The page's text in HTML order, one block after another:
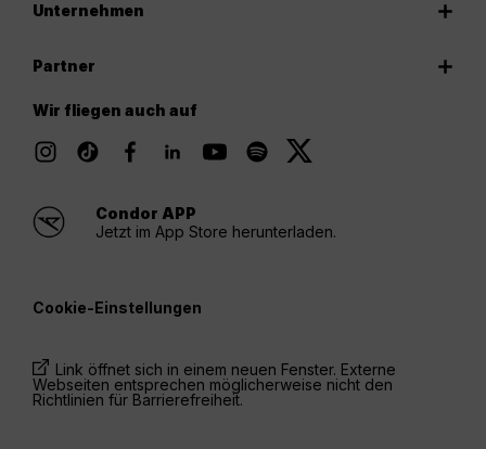
Unternehmen
Partner
Wir fliegen auch auf
Condor APP
Jetzt im App Store herunterladen.
Cookie-Einstellungen
Link öffnet sich in einem neuen Fenster. Externe
Webseiten entsprechen möglicherweise nicht den
Richtlinien für Barrierefreiheit.